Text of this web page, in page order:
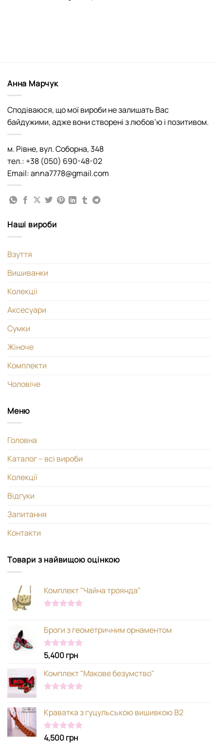
Анна Марчук
Сподіваюся, що мої вироби не залишать Вас
байдужими, адже вони створені з любов’ю і позитивом.
м. Рівне, вул. Соборна, 348
тел.: +38 (050) 690-48-02
Email: anna7778@gmail.com
Наші вироби
Взуття
Вишиванки
Колекціі
Аксесуари
Сумки
Жіноче
Комплекти
Чоловіче
Меню
Головна
Каталог – всі вироби
Колекції
Відгуки
Запитання
Контакти
Товари з найвищою оцінкою
Комплект "Чайна троянда"
Броги з геометричним орнаментом
Оцінено в
5.00
з 5
5,400грн
Комплект "Макове безумство"
Краватка з гуцульською вишивкою В2
Оцінено в
4,500грн